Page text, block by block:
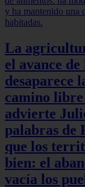
La
el avance
desaparece
camino
advierte
palabras de
que los
bien: el
vacía los